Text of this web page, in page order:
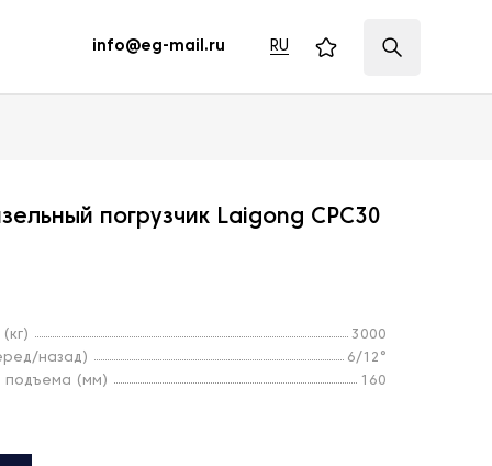
info@eg-mail.ru RU
погрузчик Laigong CPC30
3000
назад)
6/12°
подъема (мм)
160